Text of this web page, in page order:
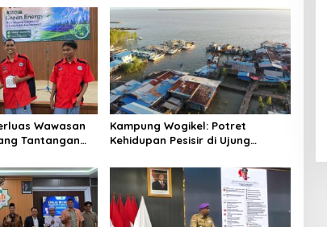
Wawasan
Kampung Wogikel: Potret
Kehidupan Pesisir di Ujung
Tengah Keterbatasan